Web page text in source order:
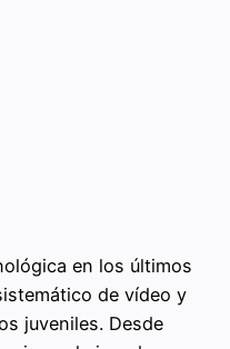
en los últimos
de vídeo y
juveniles. Desde